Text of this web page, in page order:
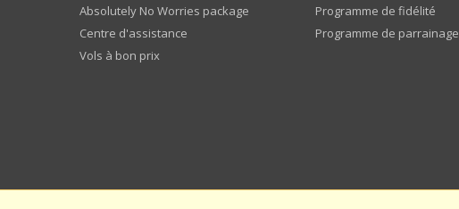
Absolutely No Worries package
Centre d'assistance
Vols à bon prix
Programme de fidélité
Programme de parrainage